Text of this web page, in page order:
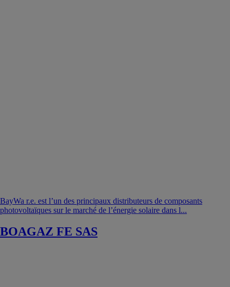
BayWa r.e. est l’un des principaux distributeurs de composants
photovoltaïques sur le marché de l’énergie solaire dans l...
BOAGAZ FE SAS